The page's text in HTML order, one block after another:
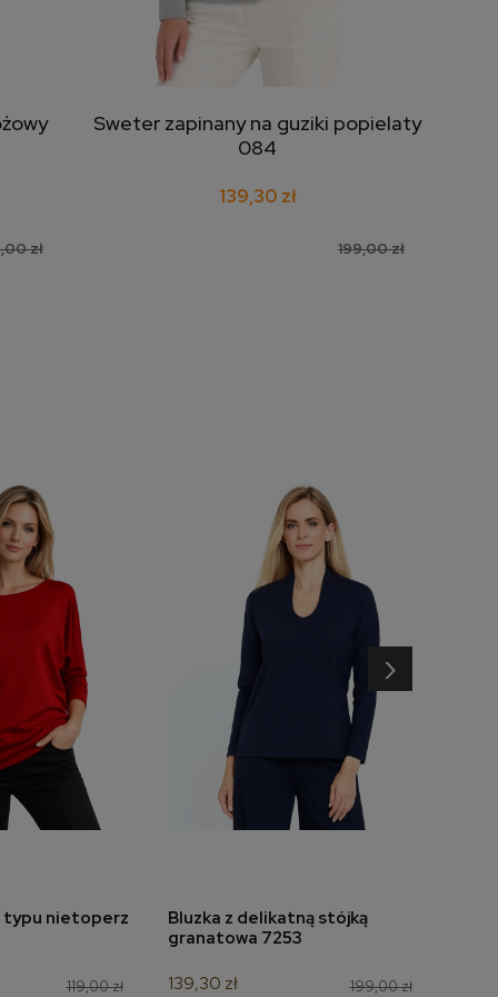
zł
dodaj do koszyka
Sweter zapinany na guziki popielaty
084
199,00 zł
139,30 zł
koszyka
typu nietoperz
119,00 zł
dodaj do koszyka
Bluzka z delikatną stójką
granatowa 7253
199,00 zł
139,30 zł
›